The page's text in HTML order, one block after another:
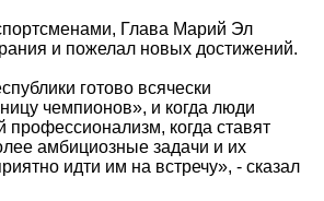
Глава Марий Эл
и пожелал новых достижений.
готово всячески
чемпионов», и когда люди
профессионализм, когда ставят
амбициозные задачи и их
идти им на встречу», - сказал